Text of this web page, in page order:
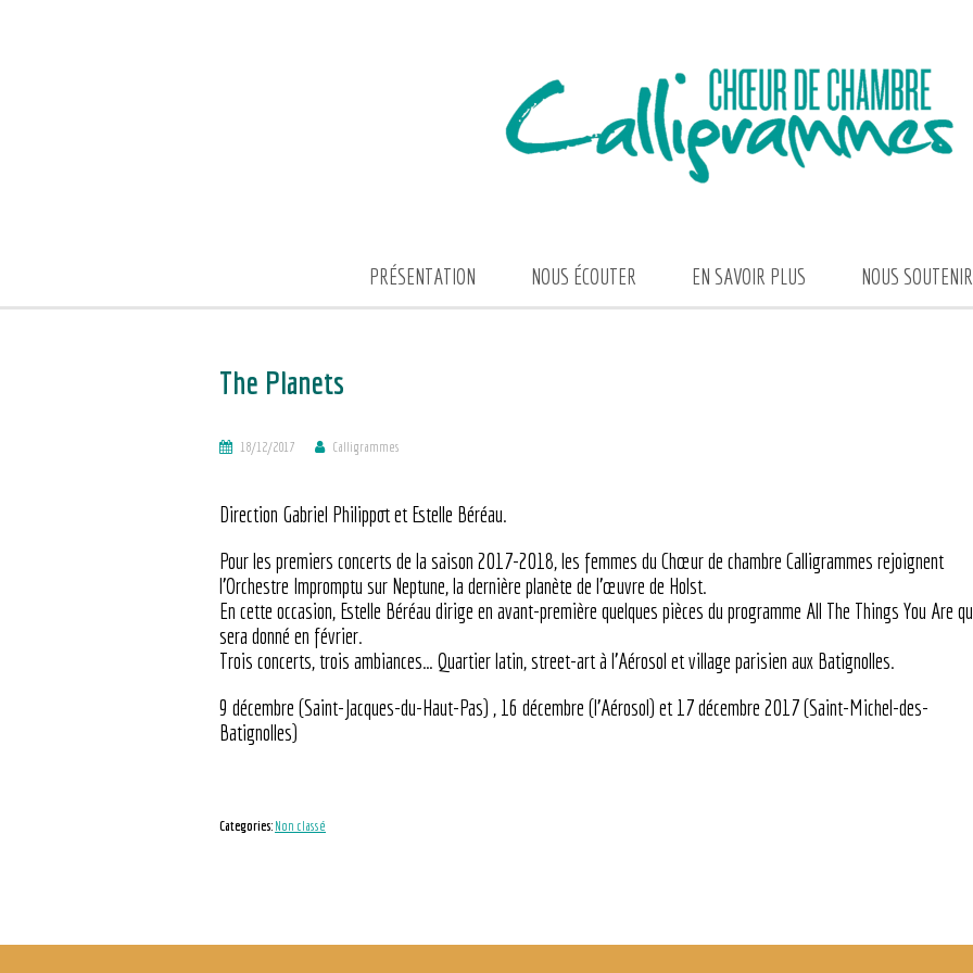
PRÉSENTATION NOUS ÉCOUTER EN SAVOIR PLUS NOUS SOUTENIR
The Planets
18/12/2017 Calligrammes
Direction Gabriel Philippot et Estelle Béréau.
Pour les premiers concerts de la saison 2017-2018, les femmes du Chœur de chambre Calligrammes rejoignent
l’Orchestre Impromptu sur Neptune, la dernière planète de l’œuvre de Holst.
En cette occasion, Estelle Béréau dirige en avant-première quelques pièces du programme All The Things You Are
sera donné en février.
Trois concerts, trois ambiances… Quartier latin, street-art à l’Aérosol et village parisien aux Batignolles.
9 décembre (Saint-Jacques-du-Haut-Pas) , 16 décembre (l’Aérosol) et 17 décembre 2017 (Saint-Michel-des-
Batignolles)
Categories: Non classé